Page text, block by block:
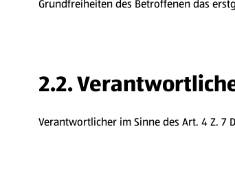
Grundfreiheiten des Betroffenen das
2.2.
Verantwortlicher im Sinne des Art. 4 Z. 7